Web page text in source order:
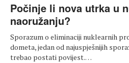
Počinje li nova utrka u
naoružanju?
Sporazum o eliminaciji nuklearnih
dometa, jedan od najuspješnijih
trebao postati povijest.…